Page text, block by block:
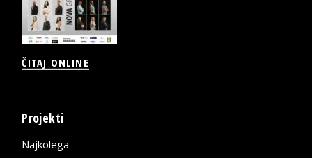
ČITAJ ONLINE
Projekti
Najkolega